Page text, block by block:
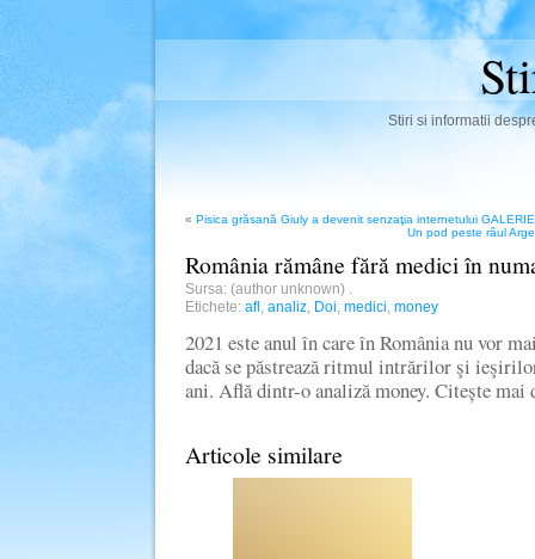
Stiri si informatii
« Pisica grăsană Giuly a devenit senzaţia internetului
Un pod peste râul
România rămâne fără medici în
Sursa: (author unknown)
Etichete: afl analiz Doi medici money
2021 este anul în care în România nu vor
dacă se păstrează ritmul intrărilor şi
ani. Află dintr-o analiză money. Citește
Articole similare